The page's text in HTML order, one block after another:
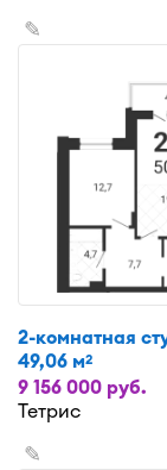
✎
2-комнатная
49,06 м2
9 156 000 руб.
Тетрис
✎